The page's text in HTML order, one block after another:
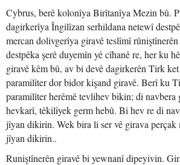
Cybrus, berê kolonîya Birîtanîya Mezin bû.
dagirkerîya Îngilîzan serhildana netewî
mercan dolivgerîya giravê teslîmî
destpêka şerê duyemîn yê cîhanê re, her ku
giravê kêm bû, av bi devê dagirkerên Tirk
paramilîter dor bidor kişand giravê. Berî ku
paramilîter herêmê tevlihev bikin; di navbera
hevkarî, têkilîyek germ hebû. Bi hev re di
jîyan dikirin. Wek bira li ser vê girava perçak
jîyan dikirin..
Runiştînerên giravê bi yewnanî dipeyivin.